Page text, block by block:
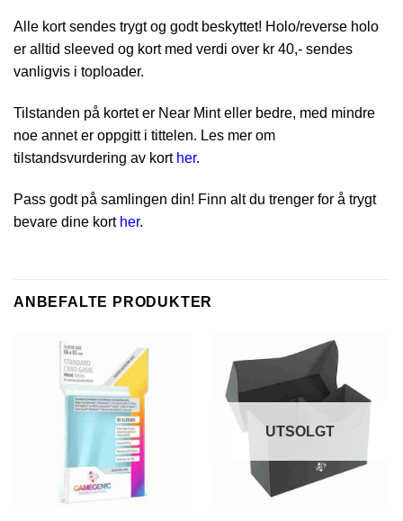
Alle kort sendes trygt og godt beskyttet! Holo/reverse holo
er alltid sleeved og kort med verdi over kr 40,- sendes
vanligvis i toploader.
Tilstanden på kortet er Near Mint eller bedre, med mindre
noe annet er oppgitt i tittelen. Les mer om
tilstandsvurdering av kort her.
Pass godt på samlingen din! Finn alt du trenger for å trygt
bevare dine kort her.
ANBEFALTE PRODUKTER
UTSOLGT